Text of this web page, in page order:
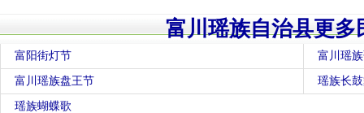
富川瑶族自治县更多
富阳街灯节 富川瑶
富川瑶族盘王节 瑶族长
瑶族蝴蝶歌